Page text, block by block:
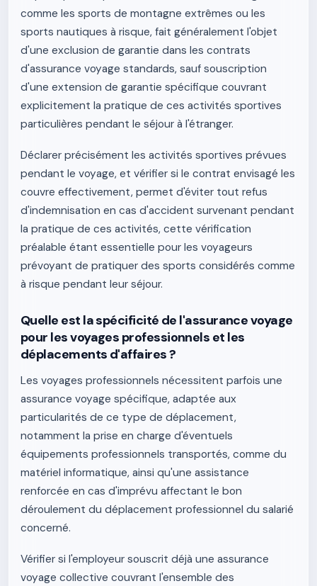
comme les sports de montagne extrêmes ou les
sports nautiques à risque, fait généralement l'objet
d'une exclusion de garantie dans les contrats
d'assurance voyage standards, sauf souscription
d'une extension de garantie spécifique couvrant
explicitement la pratique de ces activités sportives
particulières pendant le séjour à l'étranger.
Déclarer précisément les activités sportives prévues
pendant le voyage, et vérifier si le contrat envisagé les
couvre effectivement, permet d'éviter tout refus
d'indemnisation en cas d'accident survenant pendant
la pratique de ces activités, cette vérification
préalable étant essentielle pour les voyageurs
prévoyant de pratiquer des sports considérés comme
à risque pendant leur séjour.
Quelle est la spécificité de l'assurance voyage
pour les voyages professionnels et les
déplacements d'affaires ?
Les voyages professionnels nécessitent parfois une
assurance voyage spécifique, adaptée aux
particularités de ce type de déplacement,
notamment la prise en charge d'éventuels
équipements professionnels transportés, comme du
matériel informatique, ainsi qu'une assistance
renforcée en cas d'imprévu affectant le bon
déroulement du déplacement professionnel du salarié
concerné.
Vérifier si l'employeur souscrit déjà une assurance
voyage collective couvrant l'ensemble des